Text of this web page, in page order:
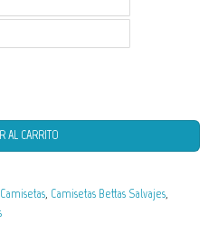
AL CARRITO
Camisetas, Camisetas Bettas Salvajes,